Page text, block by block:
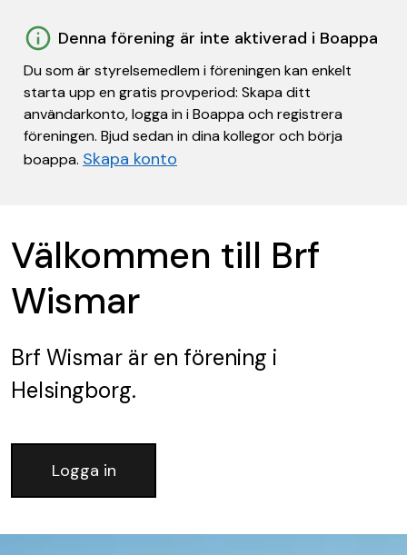
Denna förening är inte aktiverad i Boappa
Du som är styrelsemedlem i föreningen kan enkelt
starta upp en gratis provperiod: Skapa ditt
användarkonto, logga in i Boappa och registrera
föreningen. Bjud sedan in dina kollegor och börja
boappa. Skapa konto
Välkommen till Brf
Wismar
Brf Wismar är en förening i
Helsingborg.
Logga in